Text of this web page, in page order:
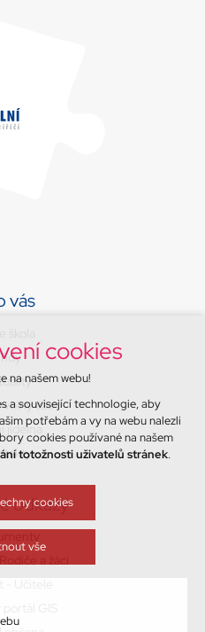
vás
čas
jídelna
odkazy
cookies
na našem webu!
a související technologie, aby
potřebám a vy na webu nalezli
cookies používané na našem
totožnosti uživatelů stránek.
cookies
vše